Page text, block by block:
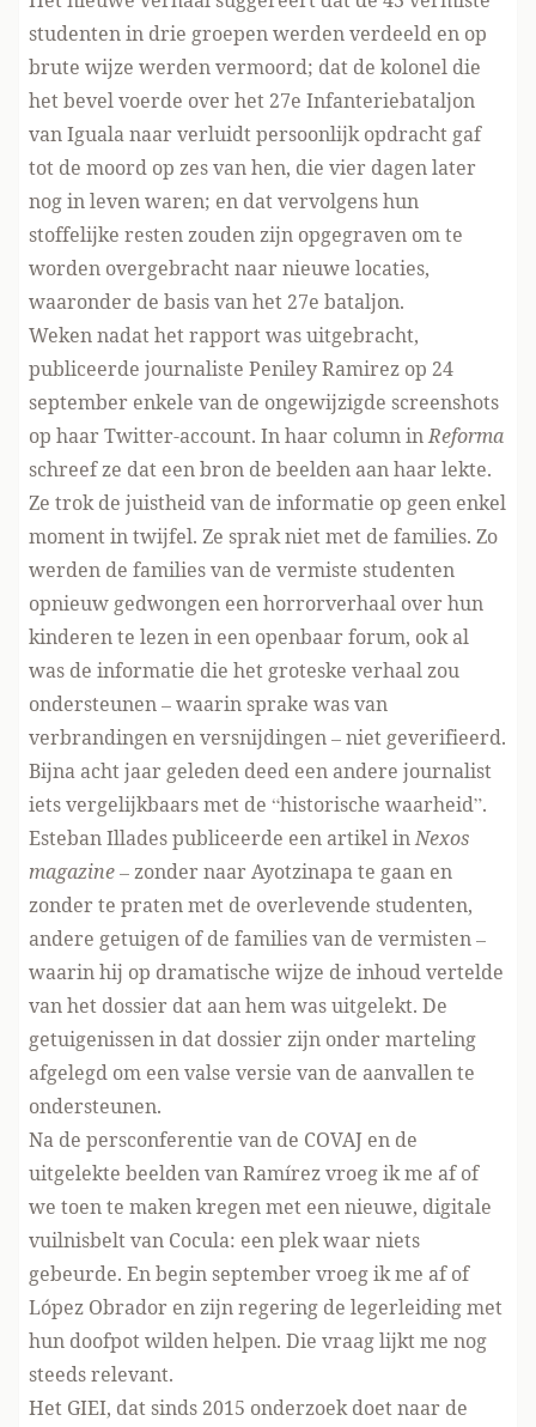
studenten in drie groepen werden verdeeld en op
brute wijze werden vermoord; dat de kolonel die
het bevel voerde over het 27e Infanteriebataljon
van Iguala naar verluidt persoonlijk opdracht gaf
tot de moord op zes van hen, die vier dagen later
nog in leven waren; en dat vervolgens hun
stoffelijke resten zouden zijn opgegraven om te
worden overgebracht naar nieuwe locaties,
waaronder de basis van het 27e bataljon.
Weken nadat het rapport was uitgebracht,
publiceerde journaliste Peniley Ramirez op 24
september enkele van de ongewijzigde screenshots
op haar Twitter-account. In haar column inReforma
schreef ze dat een bron de beelden aan haar lekte.
Ze trok de juistheid van de informatie op geen enkel
moment in twijfel. Ze sprak niet met de families. Zo
werden de families van de vermiste studenten
opnieuw gedwongen een horrorverhaal over hun
kinderen te lezen in een openbaar forum, ook al
was de informatie die het groteske verhaal zou
ondersteunen – waarin sprake was van
verbrandingen en versnijdingen – niet geverifieerd.
Bijna acht jaar geleden deed een andere journalist
iets vergelijkbaars met de “historische waarheid”.
Esteban Illades publiceerde een artikel inNexos
magazine– zonder naar Ayotzinapa te gaan en
zonder te praten met de overlevende studenten,
andere getuigen of de families van de vermisten –
waarin hij op dramatische wijze de inhoud vertelde
van het dossier dat aan hem was uitgelekt. De
getuigenissen in dat dossier zijn onder marteling
afgelegd om een valse versie van de aanvallen te
ondersteunen.
Na de persconferentie van de COVAJ en de
uitgelekte beelden van Ramírez vroeg ik me af of
we toen te maken kregen met een nieuwe, digitale
vuilnisbelt van Cocula: een plek waar niets
gebeurde. Enbegin september vroeg ik me afof
López Obrador en zijn regering de legerleiding met
hun doofpot wilden helpen. Die vraag lijkt me nog
steeds relevant.
Het GIEI, dat sinds 2015 onderzoek doet naar de